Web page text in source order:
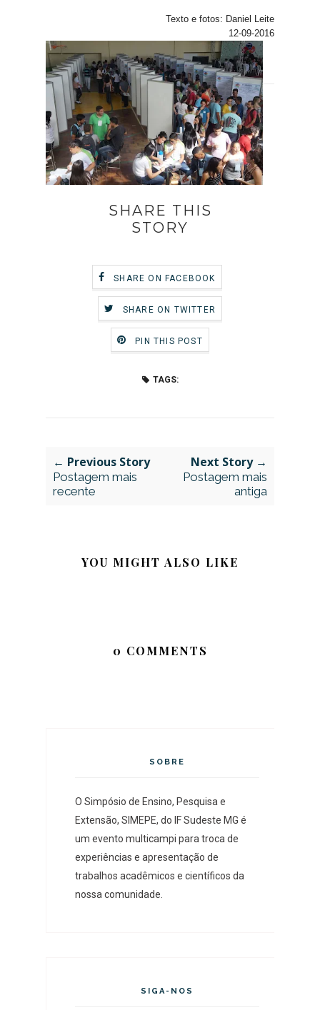
Texto e fotos: Daniel Leite
12-09-2016
SHARE THIS
STORY
SHARE ON FACEBOOK
SHARE ON TWITTER
PIN THIS POST
TAGS:
← Previous Story
Postagem mais
recente
Next Story →
Postagem mais
antiga
YOU MIGHT ALSO LIKE
0 COMMENTS
SOBRE
O Simpósio de Ensino, Pesquisa e
Extensão, SIMEPE, do IF Sudeste MG é
um evento multicampi para troca de
experiências e apresentação de
trabalhos acadêmicos e científicos da
nossa comunidade.
SIGA-NOS